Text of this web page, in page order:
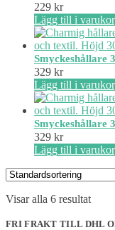
229 kr
Lägg till i
Smyckeshållare
329 kr
Lägg till i
Smyckeshållare
329 kr
Lägg till i
Visar alla 6 resultat
FRI FRAKT TILL DHL